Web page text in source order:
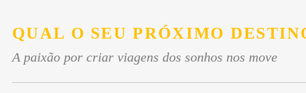
QUAL O SEU PRÓXIMO
A paixão por criar viagens dos sonhos nos move